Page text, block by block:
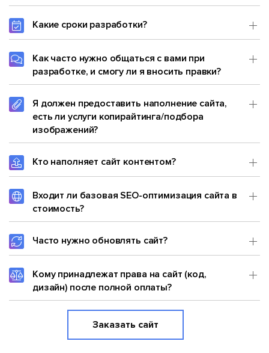
Какие сроки разработки?
Как часто нужно общаться с вами при
разработке, и смогу ли я вносить правки?
Я должен предоставить наполнение сайта,
есть ли услуги копирайтинга/подбора
изображений?
Кто наполняет сайт контентом?
Входит ли базовая SEO-оптимизация сайта в
стоимость?
Часто нужно обновлять сайт?
Кому принадлежат права на сайт (код,
дизайн) после полной оплаты?
Заказать сайт